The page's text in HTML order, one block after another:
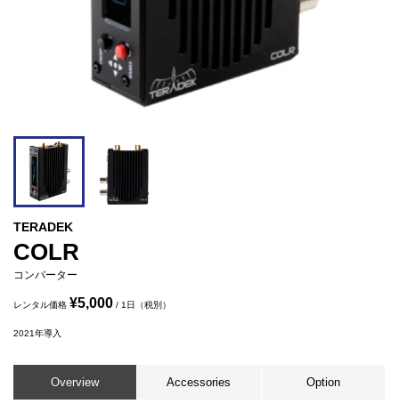
TERADEK
COLR
コンバーター
レンタル価格 ¥5,000 / 1日（税別）
2021年導入
Overview Accessories Option